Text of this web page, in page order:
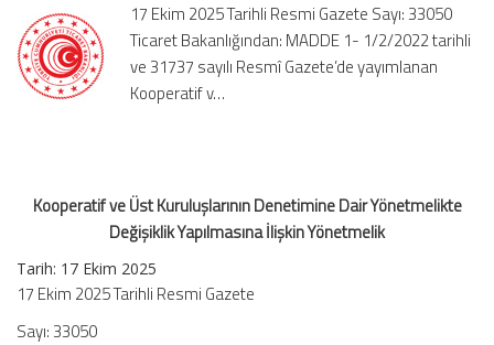
Yönetmelikte
Değişiklik
Yapılmasına
İlişkin
17 Ekim 2025 Tarihli Resmi Gazete Sayı: 33050
Ticaret Bakanlığından: MADDE 1- 1/2/2022 tarihli
ve 31737 sayılı Resmî Gazete’de yayımlanan
Kooperatif v…
Kooperatif ve Üst Kuruluşlarının Denetimine Dair Yönetmelikte
Değişiklik Yapılmasına İlişkin Yönetmelik
Tarih: 17 Ekim 2025
17 Ekim 2025 Tarihli Resmi Gazete
Sayı: 33050